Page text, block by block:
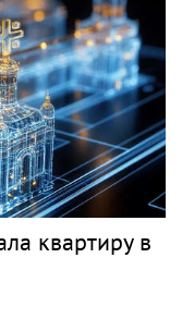
Музыка